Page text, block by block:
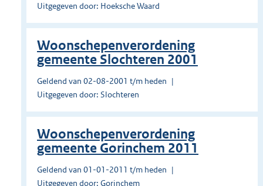
Uitgegeven door: Hoeksche Waard
Woonschepenverordening
gemeente Slochteren 2001
Geldend van 02-08-2001 t/m heden
Uitgegeven door: Slochteren
Woonschepenverordening
gemeente Gorinchem 2011
Geldend van 01-01-2011 t/m heden
Uitgegeven door: Gorinchem